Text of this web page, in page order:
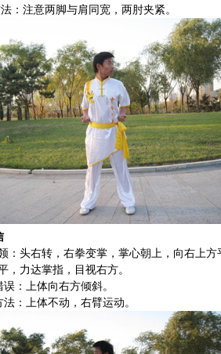
注意两脚与肩同宽，两肘夹紧。
：头右转，右拳变掌，掌心朝上，向右上
，力达掌指，目视右方。
：上体向右方倾斜。
法：上体不动，右臂运动。